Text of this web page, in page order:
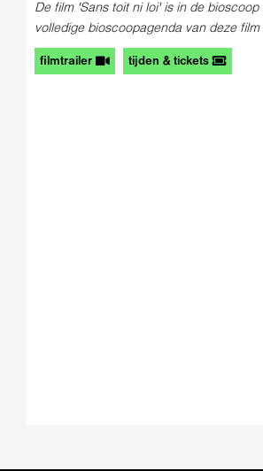
De film 'Sans toit ni loi' is in de
volledige bioscoopagenda van deze
filmtrailer tijden & tickets